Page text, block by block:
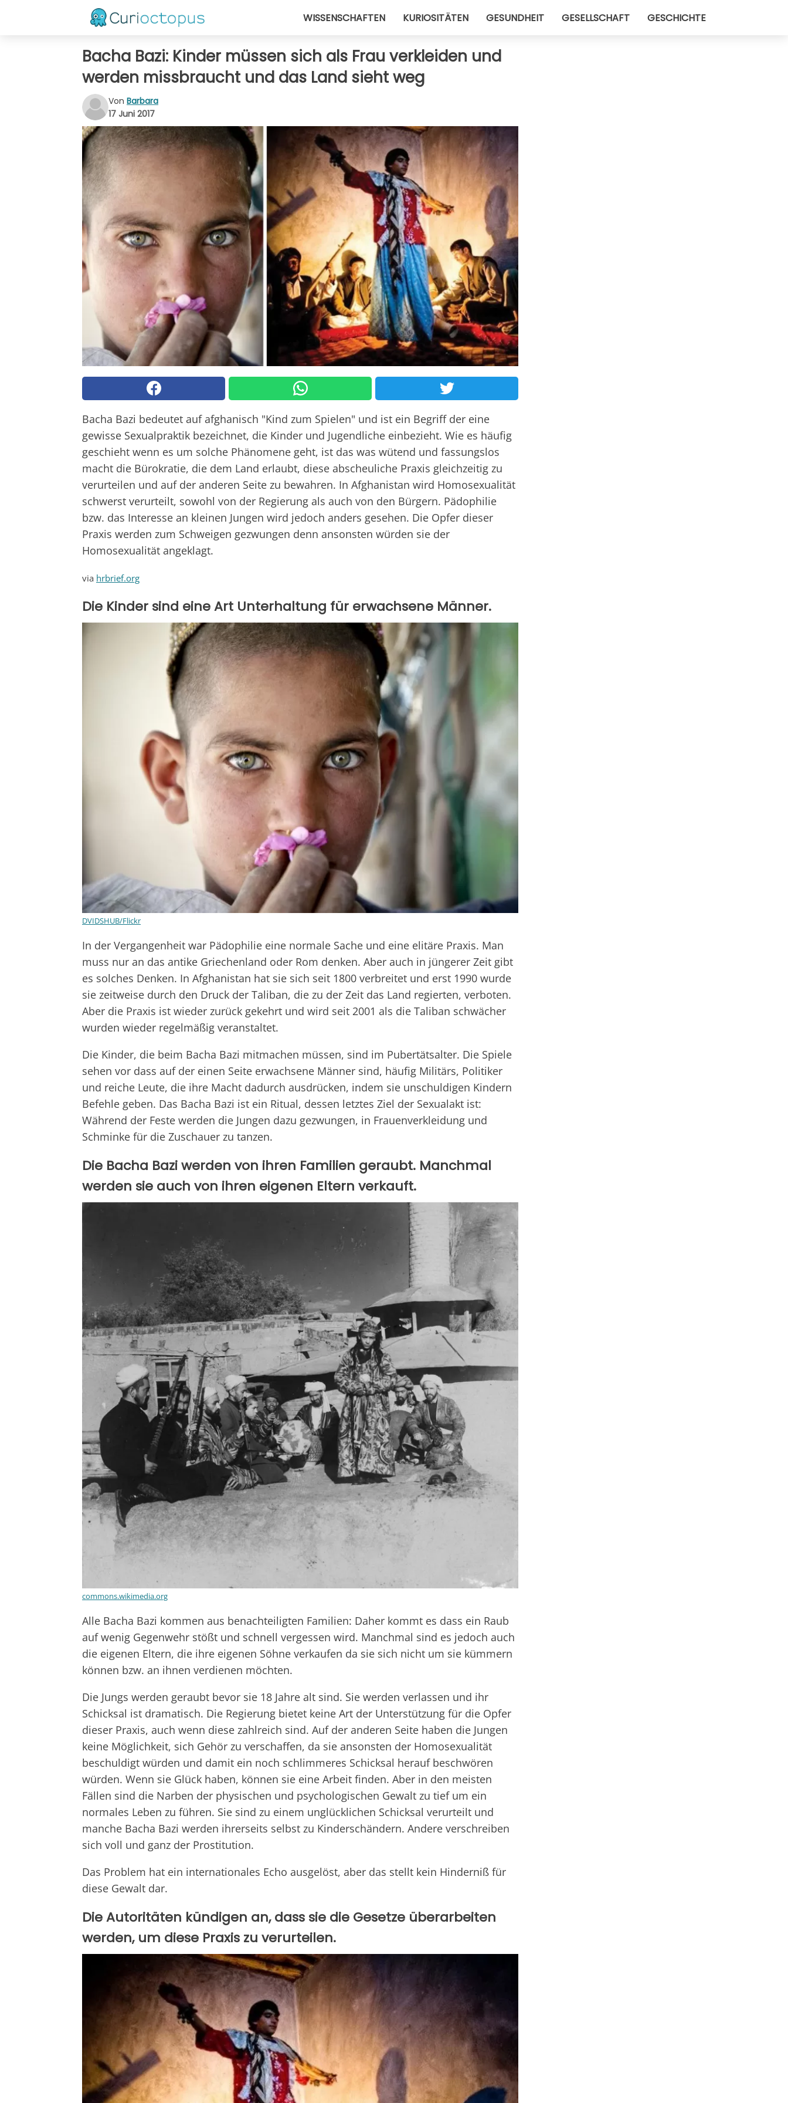
WISSENSCHAFTEN KURIOSITÄTEN GESUNDHEIT GESELLSCHAFT GESCHICHTE
Bacha Bazi: Kinder müssen sich als Frau verkleiden und
werden missbraucht und das Land sieht weg
Von Barbara
17 Juni 2017
Bacha Bazi bedeutet auf afghanisch "Kind zum Spielen" und ist ein Begriff der eine
gewisse Sexualpraktik bezeichnet, die Kinder und Jugendliche einbezieht. Wie es häufig
geschieht wenn es um solche Phänomene geht, ist das was wütend und fassungslos
macht die Bürokratie, die dem Land erlaubt, diese abscheuliche Praxis gleichzeitig zu
verurteilen und auf der anderen Seite zu bewahren. In Afghanistan wird Homosexualität
schwerst verurteilt, sowohl von der Regierung als auch von den Bürgern. Pädophilie
bzw. das Interesse an kleinen Jungen wird jedoch anders gesehen. Die Opfer dieser
Praxis werden zum Schweigen gezwungen denn ansonsten würden sie der
Homosexualität angeklagt.
via hrbrief.org
Die Kinder sind eine Art Unterhaltung für erwachsene Männer.
DVIDSHUB/Flickr
In der Vergangenheit war Pädophilie eine normale Sache und eine elitäre Praxis. Man
muss nur an das antike Griechenland oder Rom denken. Aber auch in jüngerer Zeit gibt
es solches Denken. In Afghanistan hat sie sich seit 1800 verbreitet und erst 1990 wurde
sie zeitweise durch den Druck der Taliban, die zu der Zeit das Land regierten, verboten.
Aber die Praxis ist wieder zurück gekehrt und wird seit 2001 als die Taliban schwächer
wurden wieder regelmäßig veranstaltet.
Die Kinder, die beim Bacha Bazi mitmachen müssen, sind im Pubertätsalter. Die Spiele
sehen vor dass auf der einen Seite erwachsene Männer sind, häufig Militärs, Politiker
und reiche Leute, die ihre Macht dadurch ausdrücken, indem sie unschuldigen Kindern
Befehle geben. Das Bacha Bazi ist ein Ritual, dessen letztes Ziel der Sexualakt ist:
Während der Feste werden die Jungen dazu gezwungen, in Frauenverkleidung und
Schminke für die Zuschauer zu tanzen.
Die Bacha Bazi werden von ihren Familien geraubt. Manchmal
werden sie auch von ihren eigenen Eltern verkauft.
commons.wikimedia.org
Alle Bacha Bazi kommen aus benachteiligten Familien: Daher kommt es dass ein Raub
auf wenig Gegenwehr stößt und schnell vergessen wird. Manchmal sind es jedoch auch
die eigenen Eltern, die ihre eigenen Söhne verkaufen da sie sich nicht um sie kümmern
können bzw. an ihnen verdienen möchten.
Die Jungs werden geraubt bevor sie 18 Jahre alt sind. Sie werden verlassen und ihr
Schicksal ist dramatisch. Die Regierung bietet keine Art der Unterstützung für die Opfer
dieser Praxis, auch wenn diese zahlreich sind. Auf der anderen Seite haben die Jungen
keine Möglichkeit, sich Gehör zu verschaffen, da sie ansonsten der Homosexualität
beschuldigt würden und damit ein noch schlimmeres Schicksal herauf beschwören
würden. Wenn sie Glück haben, können sie eine Arbeit finden. Aber in den meisten
Fällen sind die Narben der physischen und psychologischen Gewalt zu tief um ein
normales Leben zu führen. Sie sind zu einem unglücklichen Schicksal verurteilt und
manche Bacha Bazi werden ihrerseits selbst zu Kinderschändern. Andere verschreiben
sich voll und ganz der Prostitution.
Das Problem hat ein internationales Echo ausgelöst, aber das stellt kein Hinderniß für
diese Gewalt dar.
Die Autoritäten kündigen an, dass sie die Gesetze überarbeiten
werden, um diese Praxis zu verurteilen.